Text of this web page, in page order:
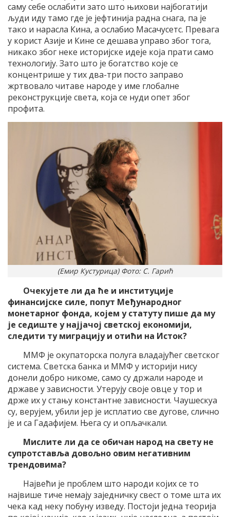
саму себе ослабити зато што њихови најбогатији
људи иду тамо где је јефтинија радна снага, па је
тако и нарасла Кина, а ослабио Масачусетс. Превага
у корист Азије и Кине се дешава управо због тога,
никако због неке историјске идеје која прати само
технологију. Зато што је богатство које се
концентрише у тих два-три посто заправо
жртвовало читаве народе у име глобалне
реконструкције света, која се нуди опет због
профита.
(Емир Кустурица) Фото: С. Гарић
Очекујете ли да ће и институције
финансијске силе, попут Међународног
монетарног фонда, којем у статуту пише да му
је седиште у најјачој светској економији,
следити ту миграцију и отићи на Исток?
ММФ је окупаторска полуга владајућег светског
система. Светска банка и ММФ у историји нису
донели добро никоме, само су држали народе и
државе у зависности. Утерују своје овце у тор и
држе их у стању константне зависности. Чаушескуа
су, верујем, убили јер је исплатио све дугове, слично
је и са Гадафијем. Њега су и опљачкали.
Мислите ли да се обичан народ на свету не
супротставља довољно овим негативним
трендовима?
Највећи је проблем што народи којих се то
највише тиче немају заједничку свест о томе шта их
чека кад неку побуну изведу. Постоји једна теорија